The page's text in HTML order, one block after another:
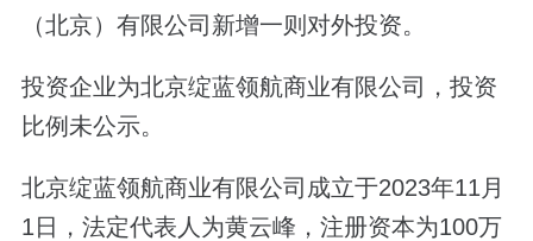
（北京）有限公司新增一则对外投资。
投资企业为北京绽蓝领航商业有限公司，投资
比例未公示。
北京绽蓝领航商业有限公司成立于2023年11月
1日，法定代表人为黄云峰，注册资本为100万